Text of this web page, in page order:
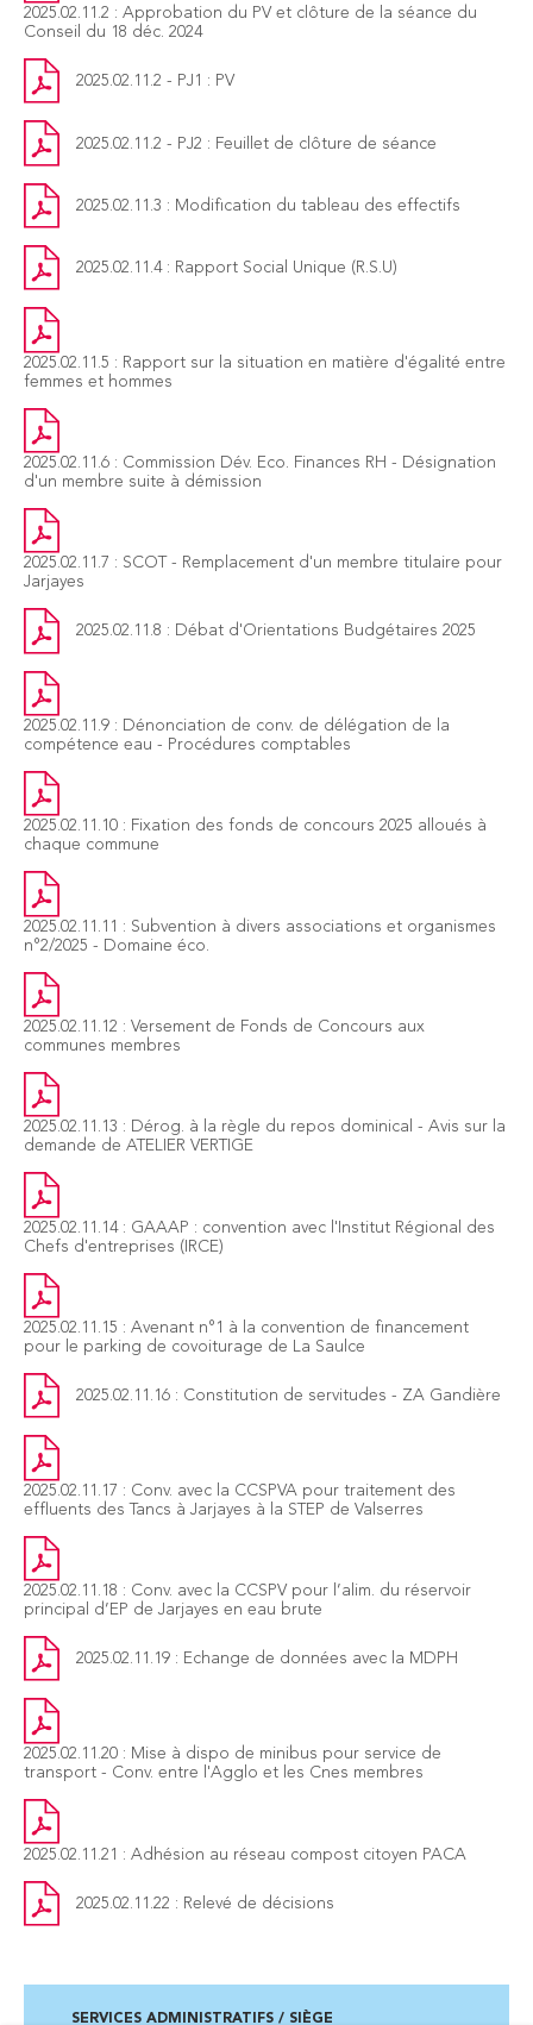
2025.02.11.2 : Approbation du PV et clôture de la séance du
Conseil du 18 déc. 2024
2025.02.11.2 - PJ1 : PV
2025.02.11.2 - PJ2 : Feuillet de clôture de séance
2025.02.11.3 : Modification du tableau des effectifs
2025.02.11.4 : Rapport Social Unique (R.S.U)
2025.02.11.5 : Rapport sur la situation en matière d'égalité entre
femmes et hommes
2025.02.11.6 : Commission Dév. Eco. Finances RH - Désignation
d'un membre suite à démission
2025.02.11.7 : SCOT - Remplacement d'un membre titulaire pour
Jarjayes
2025.02.11.8 : Débat d'Orientations Budgétaires 2025
2025.02.11.9 : Dénonciation de conv. de délégation de la
compétence eau - Procédures comptables
2025.02.11.10 : Fixation des fonds de concours 2025 alloués à
chaque commune
2025.02.11.11 : Subvention à divers associations et organismes
n°2/2025 - Domaine éco.
2025.02.11.12 : Versement de Fonds de Concours aux
communes membres
2025.02.11.13 : Dérog. à la règle du repos dominical - Avis sur la
demande de ATELIER VERTIGE
2025.02.11.14 : GAAAP : convention avec l'Institut Régional des
Chefs d'entreprises (IRCE)
2025.02.11.15 : Avenant n°1 à la convention de financement
pour le parking de covoiturage de La Saulce
2025.02.11.16 : Constitution de servitudes - ZA Gandière
2025.02.11.17 : Conv. avec la CCSPVA pour traitement des
effluents des Tancs à Jarjayes à la STEP de Valserres
2025.02.11.18 : Conv. avec la CCSPV pour l’alim. du réservoir
principal d’EP de Jarjayes en eau brute
2025.02.11.19 : Echange de données avec la MDPH
2025.02.11.20 : Mise à dispo de minibus pour service de
transport - Conv. entre l'Agglo et les Cnes membres
2025.02.11.21 : Adhésion au réseau compost citoyen PACA
2025.02.11.22 : Relevé de décisions
SERVICES ADMINISTRATIFS / SIÈGE